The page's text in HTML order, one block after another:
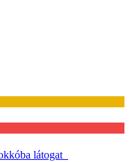
látogat